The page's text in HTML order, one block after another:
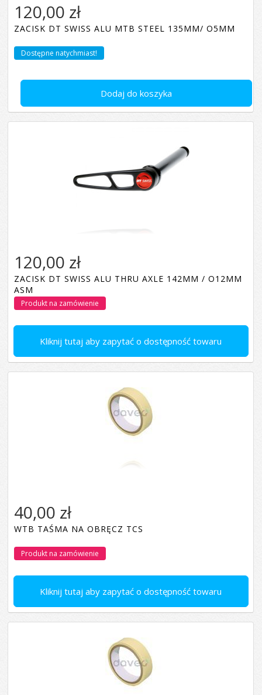
Dodaj do koszyka
120,00 zł
ZACISK DT SWISS ALU MTB STEEL 135MM/ O5MM
Dostępne natychmiast!
Kliknij tutaj aby zapytać o dostępność towaru
120,00 zł
ZACISK DT SWISS ALU THRU AXLE 142MM / O12MM
ASM
Produkt na zamówienie
Kliknij tutaj aby zapytać o dostępność towaru
40,00 zł
WTB TAŚMA NA OBRĘCZ TCS
Produkt na zamówienie